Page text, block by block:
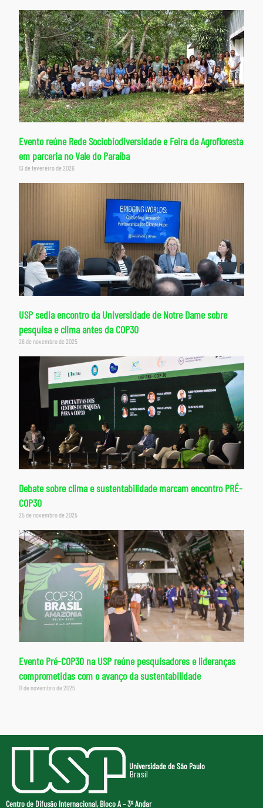
Evento reúne Rede Sociobiodiversidade e Feira da Agrofloresta
em parceria no Vale do Paraíba
13 de fevereiro de 2026
USP sedia encontro da Universidade de Notre Dame sobre
pesquisa e clima antes da COP30
26 de novembro de 2025
Debate sobre clima e sustentabilidade marcam encontro PRÉ-
COP30
25 de novembro de 2025
Evento Pré-COP30 na USP reúne pesquisadores e lideranças
comprometidas com o avanço da sustentabilidade
11 de novembro de 2025
Universidade de São Paulo
Brasil
Centro de Difusão Internacional, Bloco A – 3º Andar